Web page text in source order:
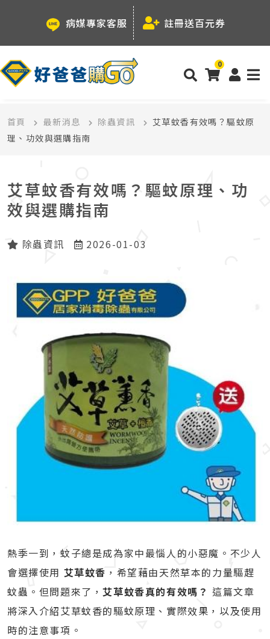
病媒專家客服 註冊送百元券
0
首頁 最新消息 除蟲資訊
艾草蚊香有效嗎？驅蚊原
理、功效與選購指南
艾草蚊香有效嗎？驅蚊原理、功
效與選購指南
除蟲資訊 2026-01-03
熱季一到，蚊子總是成為家中最惱人的小惡魔。不少人
會選擇使用 艾草蚊香 ，希望藉由天然草本的力量驅趕
蚊蟲。但問題來了，艾草蚊香真的有效嗎？ 這篇文章
將深入介紹艾草蚊香的驅蚊原理、實際效果，以及使用
時的注意事項。